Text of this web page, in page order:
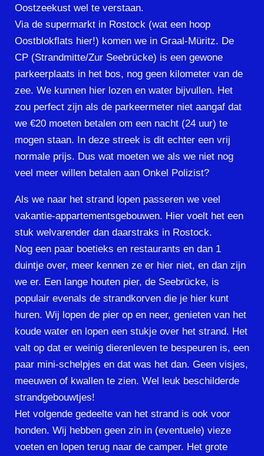
Oostzeekust wel te verstaan.
Via de supermarkt in Rostock (wat een hoop
Oostblokflats hier!) komen we in Graal-Müritz. De
CP (Strandmitte/Zur Seebrücke) is een gewone
parkeerplaats in het bos, nog geen kilometer van de
zee. We kunnen hier lozen en water bijvullen. Het
zou perfect zijn als de parkeermeter niet aangaf dat
we €20 moeten betalen om een nacht (24 uur) te
mogen staan. In deze streek is dit echter een vrij
normale prijs. Dus wat moeten we als we niet nog
veel meer willen betalen aan Onkel Polizist?
Als we naar het strand lopen passeren we veel
vakantie-appartementsgebouwen. Hier voelt het een
stuk welvarender dan daarstraks in Rostock.
Nog een paar boetieks en restaurants en dan 1
duintje over, meer kennen ze er hier niet, en dan zijn
we er. Een lange houten pier, de Seebrücke, is
populair evenals de strandkorven die je hier kunt
huren. Wij lopen de pier op en neer, genieten van het
koude water en lopen een stukje over het strand. Het
valt op dat er weinig dierenleven te bespeuren is, een
paar mini-schelpjes en dat was het dan. Geen visjes,
meeuwen of kwallen te zien. Wel leuk beschilderde
strandgebouwtjes!
Het volgende gedeelte van het strand is ook voor
honden. Wij hebben geen zin in (eventuele) vieze
voeten en lopen terug naar de camper. Het grote